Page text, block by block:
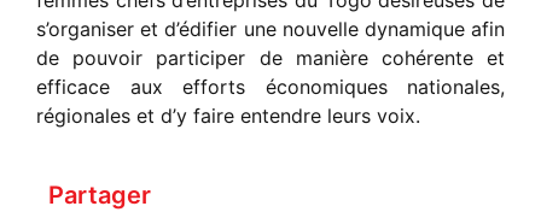
s’organiser et d’édifier une nouvelle dynamique afin
de pouvoir participer de manière cohérente et
efficace aux efforts économiques nationales,
régionales et d’y faire entendre leurs voix.
Partager